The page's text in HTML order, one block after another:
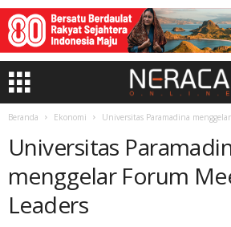
Beranda Ekonomi Universitas Paramadina
Universitas
menggelar Forum
Leaders